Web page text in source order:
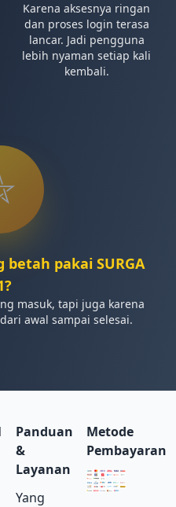
Karena aksesnya ringan
dan proses login terasa
lancar. Jadi pengguna
lebih nyaman setiap kali
kembali.
pakai SURGA
masuk, tapi juga karena
awal sampai selesai.
Panduan
&
Layanan
Yang
Metode
Pembayaran